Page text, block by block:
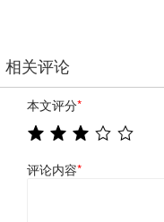
相关评论
本文评分*
评论内容*